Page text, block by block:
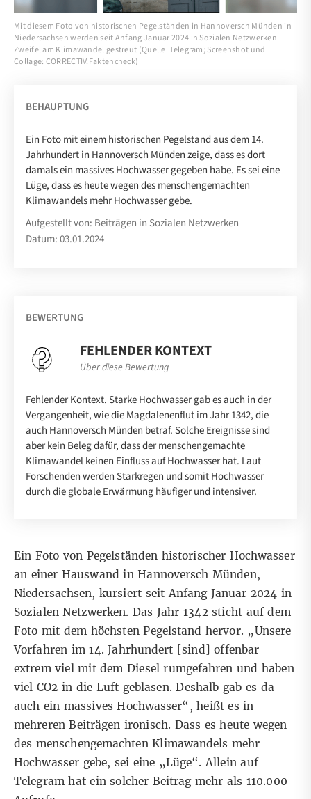
Mit diesem Foto von historischen Pegelständen in Hannoversch Münden in
Niedersachsen werden seit Anfang Januar 2024 in Sozialen Netzwerken
Zweifel am Klimawandel gestreut (Quelle: Telegram; Screenshot und
Collage: CORRECTIV.Faktencheck)
BEHAUPTUNG
Ein Foto mit einem historischen Pegelstand aus dem 14.
Jahrhundert in Hannoversch Münden zeige, dass es dort
damals ein massives Hochwasser gegeben habe. Es sei eine
Lüge, dass es heute wegen des menschengemachten
Klimawandels mehr Hochwasser gebe.
Aufgestellt von: Beiträgen in Sozialen Netzwerken
Datum: 03.01.2024
BEWERTUNG
FEHLENDER KONTEXT
Über diese Bewertung
Fehlender Kontext. Starke Hochwasser gab es auch in der
Vergangenheit, wie die Magdalenenflut im Jahr 1342, die
auch Hannoversch Münden betraf. Solche Ereignisse sind
aber kein Beleg dafür, dass der menschengemachte
Klimawandel keinen Einfluss auf Hochwasser hat. Laut
Forschenden werden Starkregen und somit Hochwasser
durch die globale Erwärmung häufiger und intensiver.
Ein Foto von Pegelständen historischer Hochwasser
an einer Hauswand in Hannoversch Münden,
Niedersachsen, kursiert seit Anfang Januar 2024 in
Sozialen Netzwerken. Das Jahr 1342 sticht auf dem
Foto mit dem höchsten Pegelstand hervor. „Unsere
Vorfahren im 14. Jahrhundert [sind] offenbar
extrem viel mit dem Diesel rumgefahren und haben
viel CO2 in die Luft geblasen. Deshalb gab es da
auch ein massives Hochwasser“, heißt es in
mehreren Beiträgen ironisch. Dass es heute wegen
des menschengemachten Klimawandels mehr
Hochwasser gebe, sei eine „Lüge“. Allein auf
Telegram hat ein solcher Beitrag mehr als 110.000